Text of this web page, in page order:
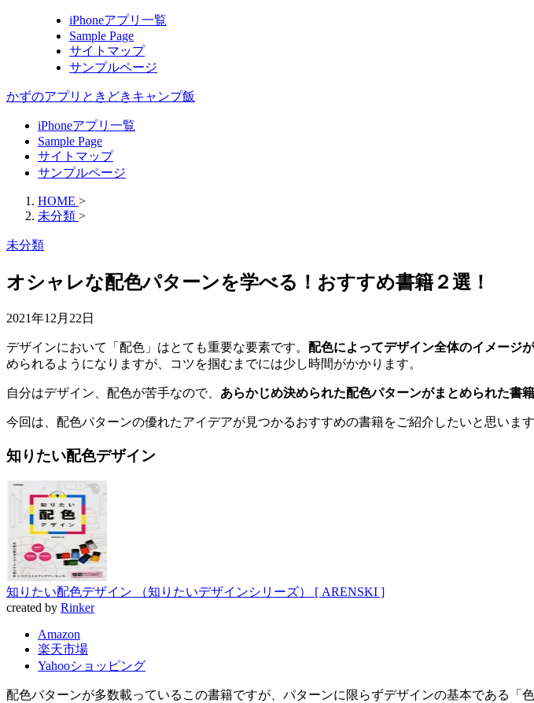
iPhoneアプリ一覧
Sample Page
サイトマップ
サンプルページ
かずのアプリときどきキャンプ飯
iPhoneアプリ一覧
Sample Page
サイトマップ
サンプルページ
HOME >
未分類 >
未分類
オシャレな配色パターンを学べる！おすすめ書籍２選！
2021年12月22日
デザインにおいて「配色」はとても重要な要素です。 配色によってデザイン全体のイメージ
められるようになりますが、コツを掴むまでには少し時間がかかります。
自分はデザイン、配色が苦手なので、 あらかじめ決められた配色パターンがまとめられた書籍
今回は、配色パターンの優れたアイデアが見つかるおすすめの書籍をご紹介したいと思います
知りたい配色デザイン
知りたい配色デザイン （知りたいデザインシリーズ） [ ARENSKI ]
created by Rinker
Amazon
楽天市場
Yahooショッピング
配色パターンが多数載っているこの書籍ですが、パターンに限らずデザインの基本である 「